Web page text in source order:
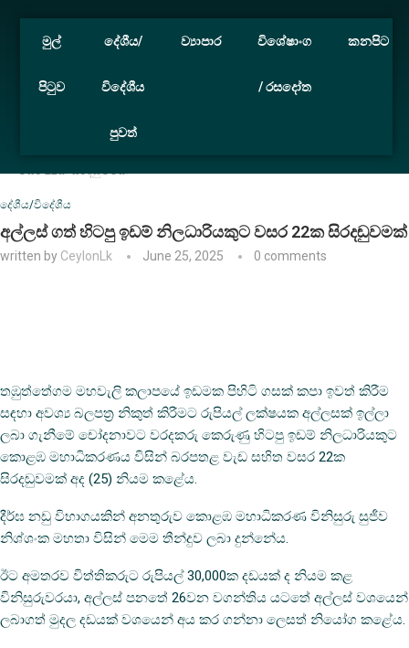
මුල්
පිටුව
දේශීය/
විදේශීය
පුවත්
ව්‍යාපාර විශේෂාංග
/ රසදෝත
කනපිට
වසර 22ක සිරදඬුවමක්
දේශීය/විදේශීය
අල්ලස් ගත් හිටපු ඉඩම් නිලධාරියකුට වසර 22ක සිරදඬුවමක්
written by CeylonLk June 25, 2025 0 comments
තඹුත්තේගම මහවැලි කලාපයේ ඉඩමක පිහිටි ගසක් කපා ඉවත් කිරීම
සඳහා අවශ්‍ය බලපත්‍ර නිකුත් කිරීමට රුපියල් ලක්ෂයක අල්ලසක් ඉල්ලා
ලබා ගැනීමේ චෝදනාවට වරදකරු කෙරුණු හිටපු ඉඩම් නිලධාරියකුට
කොළඹ මහාධිකරණය විසින් බරපතළ වැඩ සහිත වසර 22ක
සිරදඬුවමක් අද (25) නියම කළේය.
දීර්ඝ නඩු විභාගයකින් අනතුරුව කොළඹ මහාධිකරණ විනිසුරු සුජීව
නිශ්ශංක මහතා විසින් මෙම තීන්දුව ලබා දුන්නේය.
ඊට අමතරව විත්තිකරුට රුපියල් 30,000ක දඩයක් ද නියම කළ
විනිසුරුවරයා, අල්ලස් පනතේ 26වන වගන්තිය යටතේ අල්ලස් වශයෙන්
ලබාගත් මුදල දඩයක් වශයෙන් අය කර ගන්නා ලෙසත් නියෝග කළේය.